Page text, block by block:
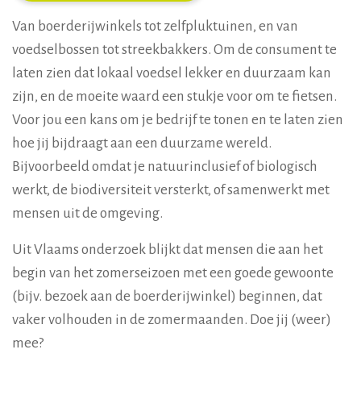
Van boerderijwinkels tot zelfpluktuinen, en van
voedselbossen tot streekbakkers. Om de consument te
laten zien dat lokaal voedsel lekker en duurzaam kan
zijn, en de moeite waard een stukje voor om te fietsen.
Voor jou een kans om je bedrijf te tonen en te laten zien
hoe jij bijdraagt aan een duurzame wereld.
Bijvoorbeeld omdat je natuurinclusief of biologisch
werkt, de biodiversiteit versterkt, of samenwerkt met
mensen uit de omgeving.
Uit Vlaams onderzoek blijkt dat mensen die aan het
begin van het zomerseizoen met een goede gewoonte
(bijv. bezoek aan de boerderijwinkel) beginnen, dat
vaker volhouden in de zomermaanden. Doe jij (weer)
mee?